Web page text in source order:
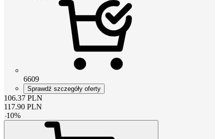
6609
Sprawdź szczegóły oferty
106.37 PLN
117.90 PLN
-10%